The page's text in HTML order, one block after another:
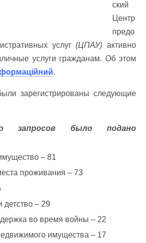
ский
Центр
предо
услуг(ЦПАУ) активно
услуги гражданам. Об этом
.
зарегистрированы следующие
запросов было подано
– 81
проживания – 73
детство – 29
во время войны – 22
имущества – 17